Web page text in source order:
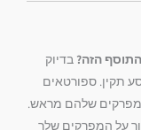
הזה? בדיוק
תקין. ספורטאים
שלהם מראש.
על המפרקים שלך